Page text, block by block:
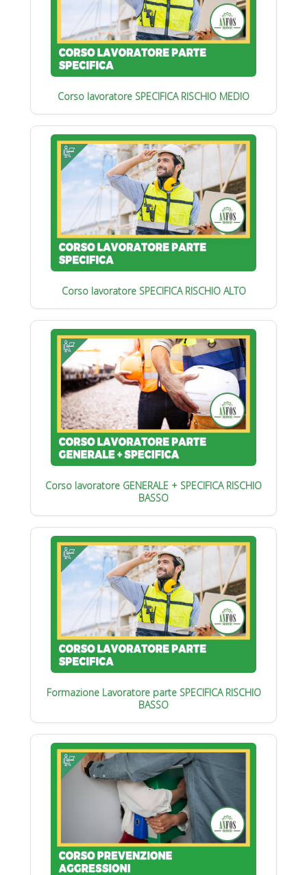
Corso lavoratore SPECIFICA RISCHIO MEDIO
Corso lavoratore SPECIFICA RISCHIO ALTO
Corso lavoratore GENERALE + SPECIFICA RISCHIO
BASSO
Formazione Lavoratore parte SPECIFICA RISCHIO
BASSO